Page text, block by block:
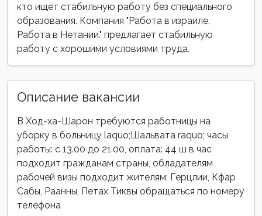
кто ищет стабильную работу без специального
образования. Компания "Работа в израиле.
Работа в Нетании." предлагает стабильную
работу с хорошими условиями труда.
Описание вакансии
В Ход-ха-Шарон требуются работницы на
уборку в больницу laquo;Шальвата raquo; часы
работы: с 13.00 до 21.00, оплата: 44 ш в час
подходит гражданам страны, обладателям
рабочей визы подходит жителям: Герцлии, Кфар
Сабы, Раанны, Петах Тиквы обращаться по номеру
телефона